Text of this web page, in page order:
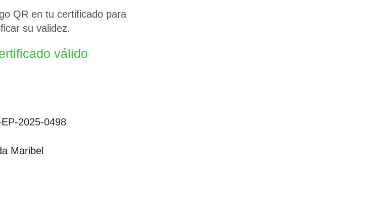
QR en tu certificado para
su validez.
válido
2025-0498
Maribel